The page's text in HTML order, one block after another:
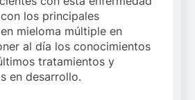
los principales
mieloma múltiple en
al día los conocimientos
tratamientos y
en desarrollo.